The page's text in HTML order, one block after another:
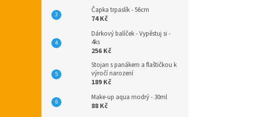
Čapka trpaslík - 56cm
74 Kč
Dárkový balíček - Vypěstuj si -
4ks
256 Kč
Stojan s panákem a flaštičkou k
výročí narození
189 Kč
Make-up aqua modrý - 30ml
88 Kč